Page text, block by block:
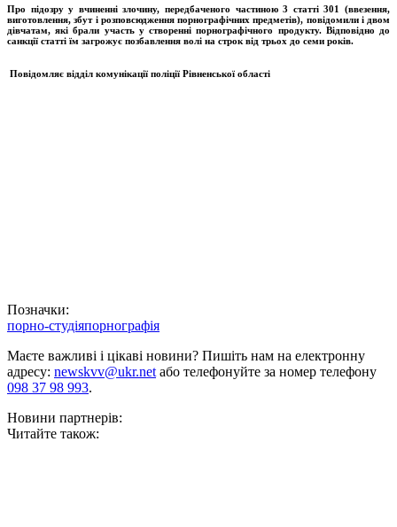
Про підозру у вчиненні злочину, передбаченого частиною 3 статті 301 (ввезення,
виготовлення, збут і розповсюдження порнографічних предметів), повідомили і двом
дівчатам, які брали участь у створенні порнографічного продукту. Відповідно до
санкції статті їм загрожує позбавлення волі на строк від трьох до семи років.
Повідомляє відділ комунікації поліції Рівненської області
Позначки:
порно-студіяпорнографія
Маєте важливі і цікаві новини? Пишіть нам на електронну
адресу: newskvv@ukr.net або телефонуйте за номер телефону
098 37 98 993.
Новини партнерів:
Читайте також: